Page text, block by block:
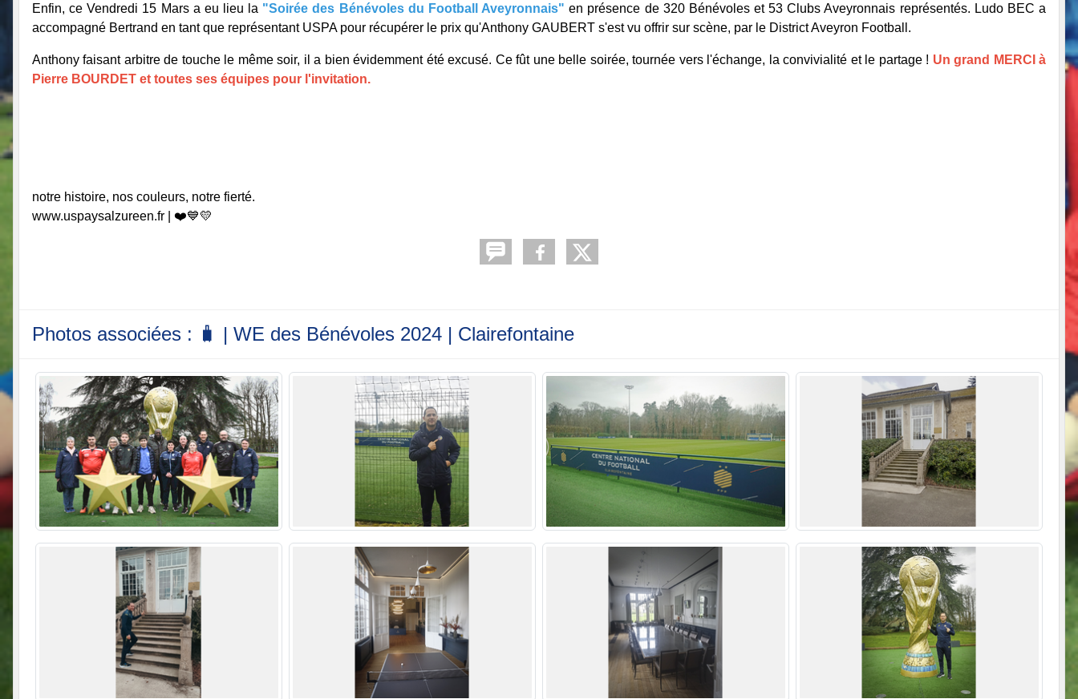
Enfin, ce Vendredi 15 Mars a eu lieu la "Soirée des Bénévoles du Football Aveyronnais" en présence de 320 Bénévoles et 53 Clubs Aveyronnais représentés. Ludo BEC a
accompagné Bertrand en tant que représentant USPA pour récupérer le prix qu'Anthony GAUBERT s'est vu offrir sur scène, par le District Aveyron Football.
Anthony faisant arbitre de touche le même soir, il a bien évidemment été excusé. Ce fût une belle soirée, tournée vers l'échange, la convivialité et le partage ! Un grand MERCI à
Pierre BOURDET et toutes ses équipes pour l'invitation.
notre histoire, nos couleurs, notre fierté.
www.uspaysalzureen.fr | ❤️💙💛
Photos associées : 🧳 | WE des Bénévoles 2024 | Clairefontaine